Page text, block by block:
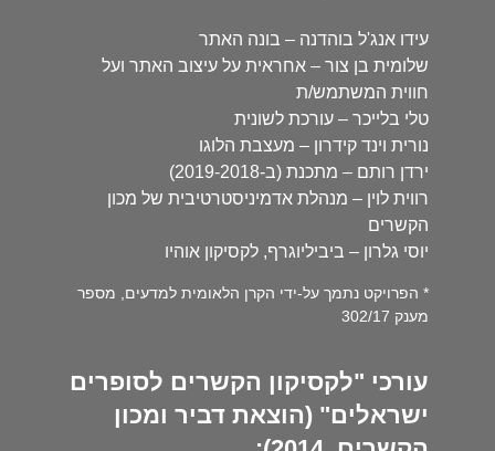
עידו אנג'ל בוהדנה – בונה האתר
שלומית בן צור – אחראית על עיצוב האתר ועל
חווית המשתמש/ת
טלי בלייכר – עורכת לשונית
נורית וינד קידרון – מעצבת הלוגו
ירדן רותם – מתכנת (ב-2019-2018)
רווית לוין – מנהלת אדמיניסטרטיבית של מכון
הקשרים
יוסי גלרון – ביביליוגרף, לקסיקון אוהיו
* הפרויקט נתמך על-ידי הקרן הלאומית למדעים, מספר
מענק 302/17
עורכי "לקסיקון הקשרים לסופרים
ישראלים" (הוצאת דביר ומכון